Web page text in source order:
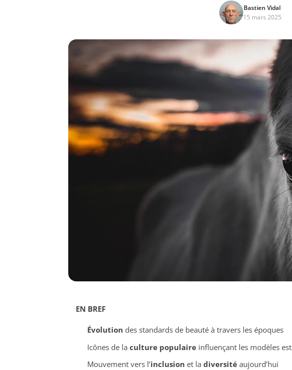
Bastien Vidal
15 mars 2025
EN BREF
Évolution des standards de beauté à travers les époques
Icônes de la culture populaireinfluençant les modèles
Mouvement vers l’inclusion et la diversitéaujourd’hui